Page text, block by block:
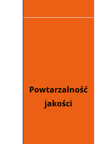
Powtarzalność
jakości